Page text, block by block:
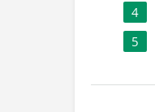
4
5